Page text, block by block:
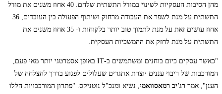
מהן הסיבות העסקיות לשינוי במודל התשתית שלהם. 40 אחוז משנים את מודל
התשתית על מנת לשפר את העבודה מרחוק ושיתוף הפעולה בין העובדים, 36
אחוז עושים זאת על מנת לתמוך טוב יותר בלקוחות ו- 35 אחוז משנים את
התשתית על מנת לחזק את ההמשכיות העסקית.
"כאשר עסקים כיום בוחנים ומשתמשים ב-IT באופן אסטרטגי יותר מאי פעם,
המורכבות של ריבוי עננים יוצרת אתגרים שעלולים לפגוע בדרך להצלחה של
הענן", אמר רג'יב רמאסוואמי, נשיא ומנכ"ל נוטניקס. "פתרון המורכבויות הללו